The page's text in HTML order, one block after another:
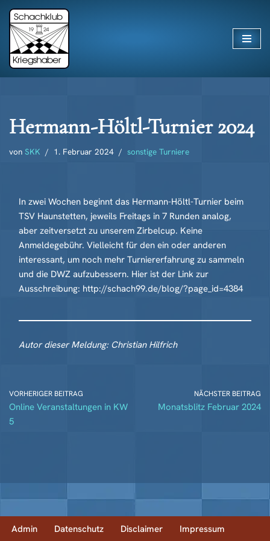
Zum
Inhalt
springen
Hermann-Höltl-Turnier 2024
von SKK 1. Februar 2024 sonstige Turniere
In zwei Wochen beginnt das Hermann-Höltl-Turnier beim
TSV Haunstetten, jeweils Freitags in 7 Runden analog,
aber zeitversetzt zu unserem Zirbelcup. Keine
Anmeldegebühr. Vielleicht für den ein oder anderen
interessant, um noch mehr Turniererfahrung zu sammeln
und die DWZ aufzubessern. Hier ist der Link zur
Ausschreibung: http://schach99.de/blog/?page_id=4384
Autor dieser Meldung: Christian Hilfrich
VORHERIGER BEITRAG
Online Veranstaltungen in KW
5
NÄCHSTER BEITRAG
Monatsblitz Februar 2024
Admin Datenschutz Disclaimer Impressum